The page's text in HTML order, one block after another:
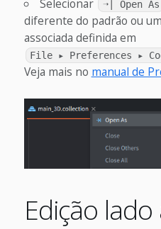
Selecionar
➝| Open As
diferente do padrão ou
associada definida em
File ▸ Preferences ▸
Veja mais no manual de
Edição